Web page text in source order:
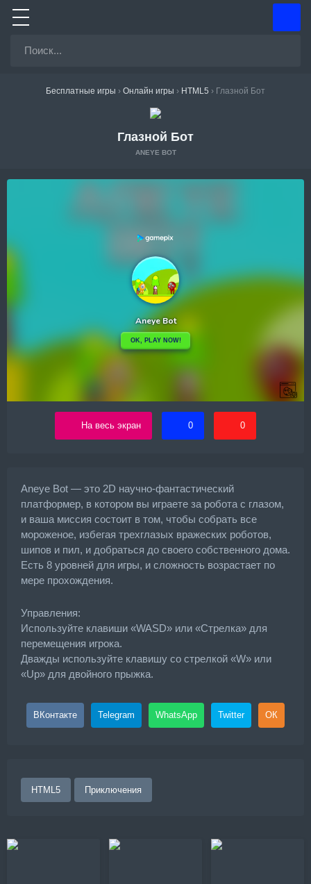
Бесплатные игры › Онлайн игры › HTML5 › Глазной Бот
Глазной Бот
ANEYE BOT
На весь экран 0 0
Aneye Bot — это 2D научно-фантастический
платформер, в котором вы играете за робота с глазом,
и ваша миссия состоит в том, чтобы собрать все
мороженое, избегая трехглазых вражеских роботов,
шипов и пил, и добраться до своего собственного дома.
Есть 8 уровней для игры, и сложность возрастает по
мере прохождения.
Управления:
Используйте клавиши «WASD» или «Стрелка» для
перемещения игрока.
Дважды используйте клавишу со стрелкой «W» или
«Up» для двойного прыжка.
ВКонтакте Telegram WhatsApp Twitter ОК
HTML5 Приключения